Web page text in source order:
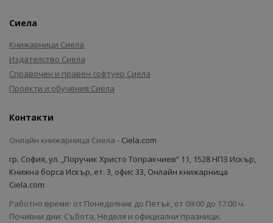
Сиела
Книжарници Сиела
Издателство Сиела
Справочен и правен софтуер Сиела
Проекти и обучения Сиела
Контакти
Онлайн книжарница Сиела - Ciela.com
гр. София, ул. „Поручик Христо Топракчиев“ 11, 1528 НПЗ Искър,
Книжна борса Искър, ет. 3, офис 33, Онлайн книжарница
Ciela.com
Работно време: от Понеделник до Петък, от 09:00 до 17:00 ч.
Почивни дни: Събота, Неделя и официални празници.